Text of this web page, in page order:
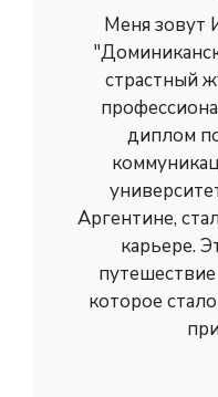
Меня зовут
страстный
диплом
Аргентине,
карьере.
которое